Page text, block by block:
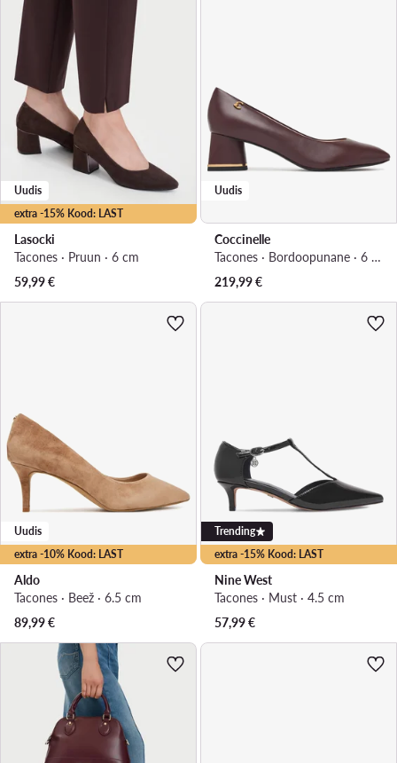
extra -15% Kood: LAST
Uudis
Lasocki
Tacones · Pruun · 6 cm
59,99€
Uudis
Coccinelle
Tacones · Bordoopunane · 6 cm
219,99€
extra -10% Kood: LAST
Uudis
Aldo
Tacones · Beež · 6.5 cm
89,99€
extra -15% Kood: LAST
Trending
Nine West
Tacones · Must · 4.5 cm
57,99€